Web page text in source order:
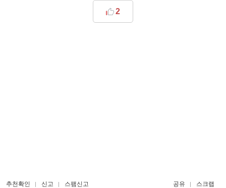
2
추천확인 신고 스팸신고 공유 스크랩